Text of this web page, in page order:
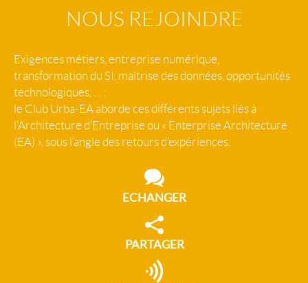
NOUS REJOINDRE
Exigences métiers, entreprise numérique,
transformation du SI, maîtrise des données, opportunités
technologiques, … :
le Club Urba-EA aborde ces différents sujets liés à
l’Architecture d’Entreprise ou « Enterprise Architecture
(EA) », sous l’angle des retours d’expériences.
ECHANGER
PARTAGER